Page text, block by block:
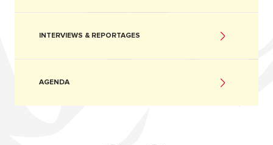
INTERVIEWS & REPORTAGES
AGENDA